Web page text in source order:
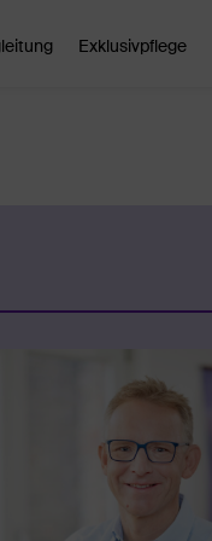
Exklusivpflege